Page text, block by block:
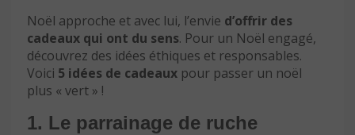
Noël approche et avec lui, l’envie d’offrir des
cadeaux qui ont du sens. Pour un Noël engagé,
découvrez des idées éthiques et responsables.
Voici 5 idées de cadeaux pour passer un noël
plus « vert » !
1. Le parrainage de ruche